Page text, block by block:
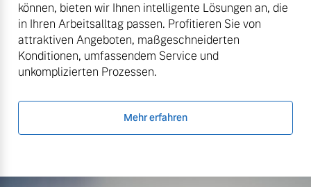
können, bieten wir Ihnen intelligente Lösungen an, die
in Ihren Arbeitsalltag passen. Profitieren Sie von
attraktiven Angeboten, maßgeschneiderten
Konditionen, umfassendem Service und
unkomplizierten Prozessen.
Mehr erfahren